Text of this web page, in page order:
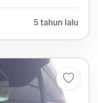
5 tahun lalu